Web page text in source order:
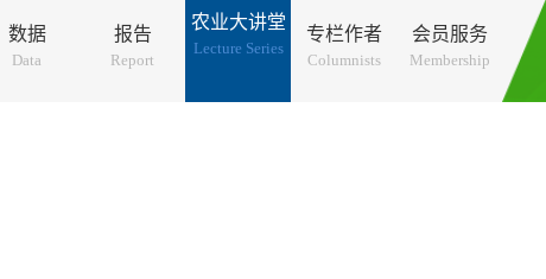
数据
Data
报告
Report
农业大讲堂
Lecture Series
专栏作者
Columnists
会员服务
Membership